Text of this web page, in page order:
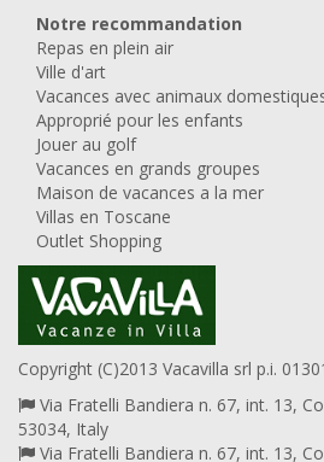
Notre recommandation
Repas en plein air
Ville d'art
Vacances avec animaux
Approprié pour les enfants
Jouer au golf
Vacances en grands groupes
Maison de vacances a la mer
Villas en Toscane
Outlet Shopping
Copyright (C)2013 Vacavilla srl p.i.
Via Fratelli Bandiera n. 67, int. 13,
53034, Italy
Via Fratelli Bandiera n. 67, int. 13,